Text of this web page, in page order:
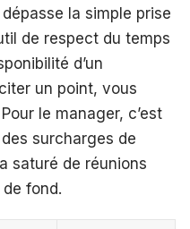
la simple prise
de respect du temps
d’un
un point, vous
le manager, c’est
surcharges de
saturé de réunions
fond.